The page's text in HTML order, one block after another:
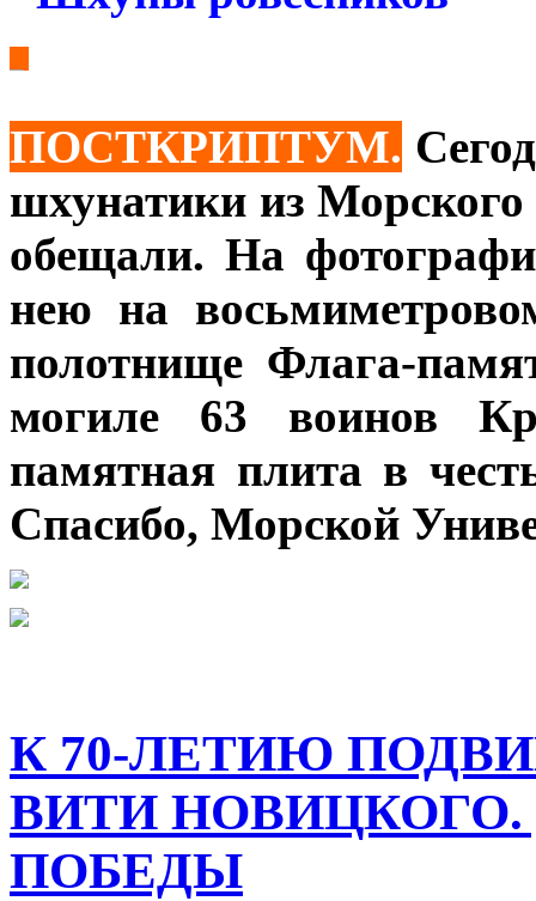
***
ПОСТКРИПТУМ.
шхунатики из Морского
обещали. На
нею на
полотнище Флага-
могиле 63 воинов
памятная плита в
Спасибо, Морской
К 70-ЛЕТИЮ
ВИТИ НОВИЦКОГО.
ПОБЕДЫ